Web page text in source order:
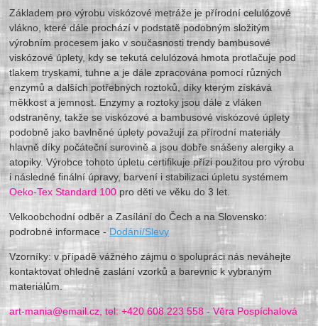
Základem pro výrobu viskózové metráže je přírodní celulózové
vlákno, které dále prochází v podstatě podobným složitým
výrobním procesem jako v současnosti trendy bambusové
viskózové úplety, kdy se tekutá celulózová hmota protlačuje pod
tlakem tryskami, tuhne a je dále zpracována pomocí různých
enzymů a dalších potřebných roztoků, díky kterým získává
měkkost a jemnost. Enzymy a roztoky jsou dále z vláken
odstraněny, takže se viskózové a bambusové viskózové úplety
podobně jako bavlněné úplety považují za přírodní materiály
hlavně díky počáteční surovině a jsou dobře snášeny alergiky a
atopiky. Výrobce tohoto úpletu certifikuje přízi použitou pro výrobu
i následné finální úpravy, barvení i stabilizaci úpletu systémem
Oeko-Tex Standard 100 pro děti ve věku do 3 let.
Velkoobchodní odběr a Zasílání do Čech a na Slovensko:
podrobné informace -Dodání/Slevy
Vzorníky: v případě vážného zájmu o spolupráci nás neváhejte
kontaktovat ohledně zaslání vzorků a barevnic k vybraným
materiálům.
art-mania@email.cz, tel: +420 608 223 558 - Věra Pospíchalová